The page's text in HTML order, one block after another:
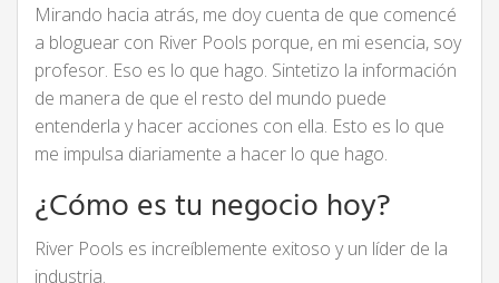
Mirando hacia atrás, me doy cuenta de que comencé
a bloguear con River Pools porque, en mi esencia, soy
profesor. Eso es lo que hago. Sintetizo la información
de manera de que el resto del mundo puede
entenderla y hacer acciones con ella. Esto es lo que
me impulsa diariamente a hacer lo que hago.
¿Cómo es tu negocio hoy?
River Pools es increíblemente exitoso y un líder de la
industria.